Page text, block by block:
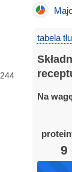
244
tabela
Na
9